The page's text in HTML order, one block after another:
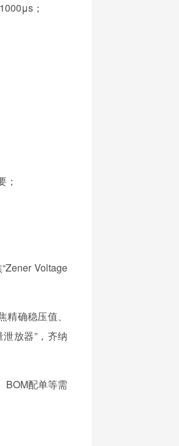
；
；
Voltage
确稳压值、
放器”，齐纳
BOM配单等需